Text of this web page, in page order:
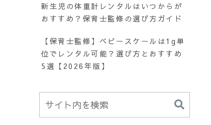
新生児の体重計レンタルはいつからが
おすすめ？保育士監修の選び方ガイド
【保育士監修】ベビースケールは1g単
位でレンタル可能？選び方とおすすめ
5選【2026年版】